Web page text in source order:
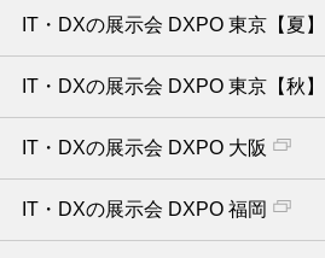
IT・DXの展示会 DXPO 東京【夏】
IT・DXの展示会 DXPO 東京【秋】
IT・DXの展示会 DXPO 大阪
IT・DXの展示会 DXPO 福岡